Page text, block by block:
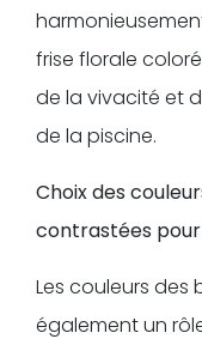
frise florale
de la vivacité et
de la piscine.
Choix des
contrastées
Les couleurs des
également un